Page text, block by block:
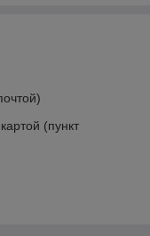
(пункт